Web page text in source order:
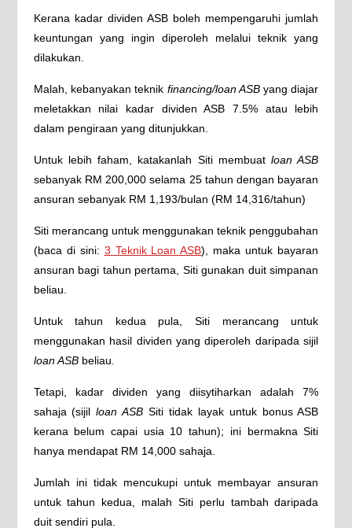
Kerana kadar dividen ASB boleh mempengaruhi jumlah
keuntungan yang ingin diperoleh melalui teknik yang
dilakukan.
Malah, kebanyakan teknik financing/loan ASByang diajar
meletakkan nilai kadar dividen ASB 7.5% atau lebih
dalam pengiraan yang ditunjukkan.
Untuk lebih faham, katakanlah Siti membuatloan ASB
sebanyak RM 200,000 selama 25 tahun dengan bayaran
ansuran sebanyak RM 1,193/bulan (RM 14,316/tahun)
Siti merancang untuk menggunakan teknik penggubahan
(baca di sini: 3 Teknik Loan ASB), maka untuk bayaran
ansuran bagi tahun pertama, Siti gunakan duit simpanan
beliau.
Untuk tahun kedua pula, Siti merancang untuk
menggunakan hasil dividen yang diperoleh daripada sijil
loan ASBbeliau.
Tetapi, kadar dividen yang diisytiharkan adalah 7%
sahaja (sijilloan ASB Siti tidak layak untuk bonus ASB
kerana belum capai usia 10 tahun); ini bermakna Siti
hanya mendapat RM 14,000 sahaja.
Jumlah ini tidak mencukupi untuk membayar ansuran
untuk tahun kedua, malah Siti perlu tambah daripada
duit sendiri pula.